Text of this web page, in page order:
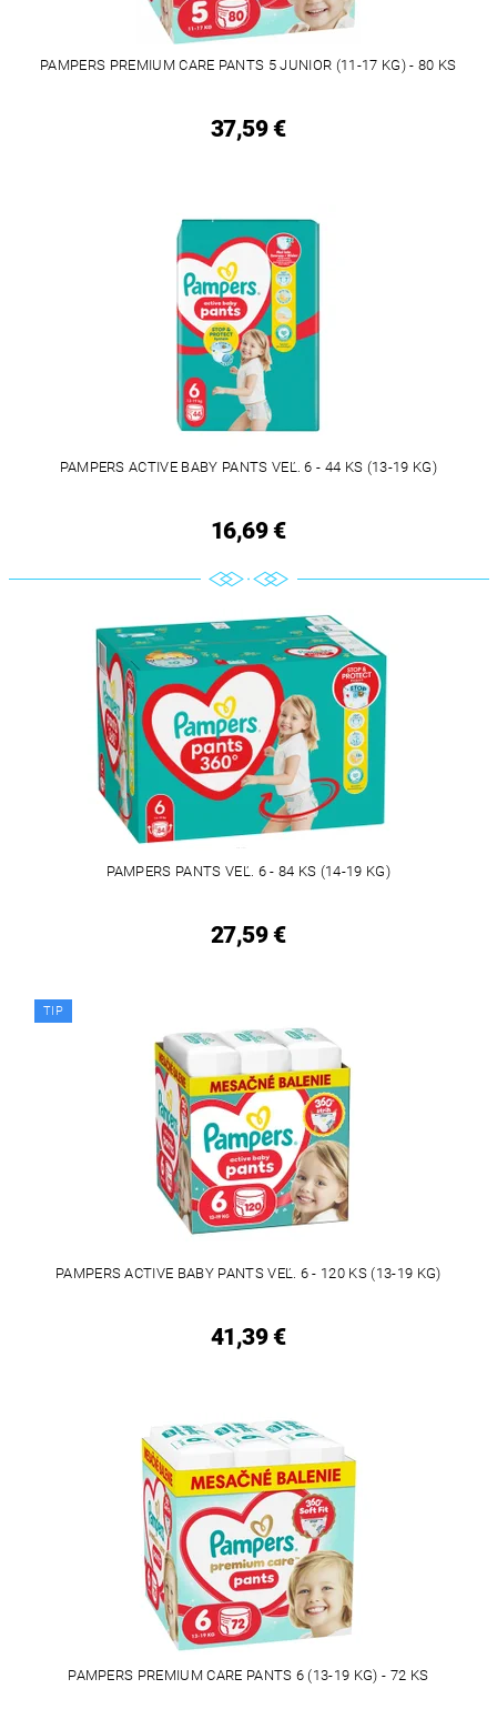
PAMPERS PREMIUM CARE PANTS 5 JUNIOR (11-17 KG) - 80 KS
37,59 €
PAMPERS ACTIVE BABY PANTS VEĽ. 6 - 44 KS (13-19 KG)
16,69 €
PAMPERS PANTS VEĽ. 6 - 84 KS (14-19 KG)
27,59 €
TIP
PAMPERS ACTIVE BABY PANTS VEĽ. 6 - 120 KS (13-19 KG)
41,39 €
PAMPERS PREMIUM CARE PANTS 6 (13-19 KG) - 72 KS